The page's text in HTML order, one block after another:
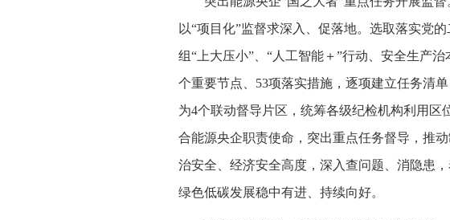
以“项目化”监督求深入、促落地。选取落实党
组“上大压小”、“人工智能＋”行动、安全生产
个重要节点、53项落实措施，逐项建立任务清
为4个联动督导片区，统筹各级纪检机构利用
合能源央企职责使命，突出重点任务督导，推
治安全、经济安全高度，深入查问题、消隐患
绿色低碳发展稳中有进、持续向好。